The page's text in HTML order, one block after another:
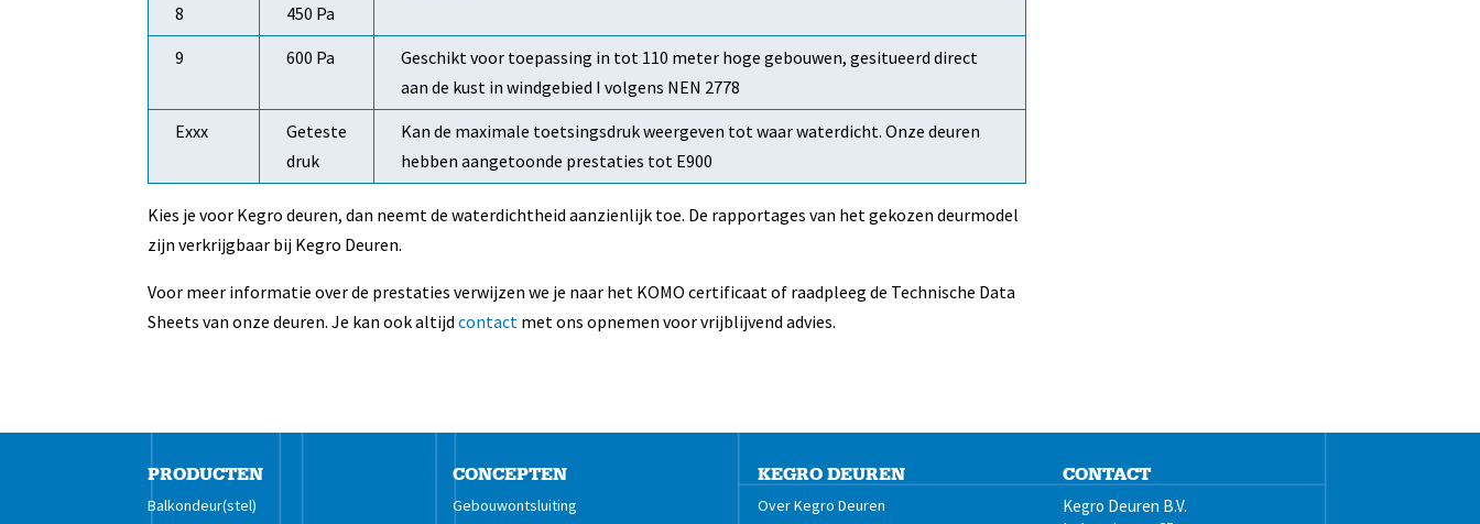
8
450 Pa
9
600 Pa
Geschikt voor toepassing in tot 110 meter hoge gebouwen, gesitueerd direct
aan de kust in windgebied I volgens NEN 2778
Exxx
Geteste
druk
Kan de maximale toetsingsdruk weergeven tot waar waterdicht. Onze deuren
hebben aangetoonde prestaties tot E900
Kies je voor Kegro deuren, dan neemt de waterdichtheid aanzienlijk toe. De rapportages van het gekozen deurmodel
zijn verkrijgbaar bij Kegro Deuren.
Voor meer informatie over de prestaties verwijzen we je naar het KOMO certificaat of raadpleeg de Technische Data
Sheets van onze deuren. Je kan ook altijdcontact met ons opnemen voor vrijblijvend advies.
PRODUCTEN
Balkondeur(stel)
CONCEPTEN
Gebouwontsluiting
KEGRO DEUREN
Over Kegro Deuren
CONTACT
Kegro Deuren B.V.